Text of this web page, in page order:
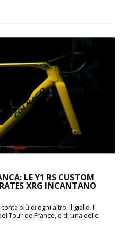
LE Y1 RS CUSTOM
XRG INCANTANO
più di ogni altro. Il giallo. Il
Tour de France, e di una delle